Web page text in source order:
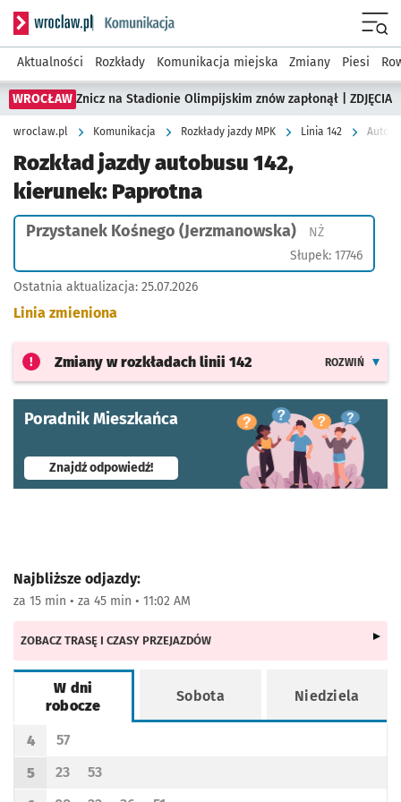
Serwis informacyjny wroclaw.pl podserwis: Komunikacja
Aktualności Rozkłady Komunikacja miejska Zmiany Piesi
WROCŁAW Znicz na Stadionie Olimpijskim znów zapłonął | ZDJĘCIA
wroclaw.pl Komunikacja Rozkłady jazdy MPK Linia 142
Rozkład jazdy autobusu 142,
kierunek: Paprotna
Przystanek Kośnego (Jerzmanowska) NŻPrzystanek
Słupek: 17746
Ostatnia aktualizacja: 25.07.2026
Linia zmieniona
Zmiany w rozkładach linii 142 ROZWIŃ
Poradnik Mieszkańca
Znajdź odpowiedź!- otworzy się w nowej karcie
Najbliższe odjazdy:
za 15 min • za 45 min • 11:02 AM
ZOBACZ TRASĘ I CZASY PRZEJAZDÓW
W dni
robocze
Sobota Niedziela
Rozkład jazdy -
Godzina odjazdu
4
Odjazd
57
minut po godzinie 4
Godzina odjazdu
5
Odjazd
23
minut po godzinie 5
Odjazd
53
minut po godzinie 5